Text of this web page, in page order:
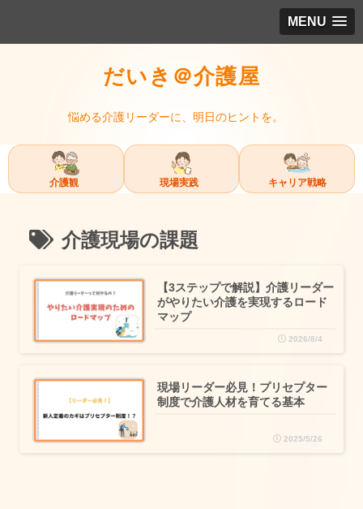
MENU
だいき＠介護屋
悩める介護リーダーに、明日のヒントを。
介護観 現場実践 キャリア戦略
介護現場の課題
【3ステップで解説】介護リーダー
がやりたい介護を実現するロード
マップ
2026/8/4
現場リーダー必見！プリセプター
制度で介護人材を育てる基本
2025/5/26